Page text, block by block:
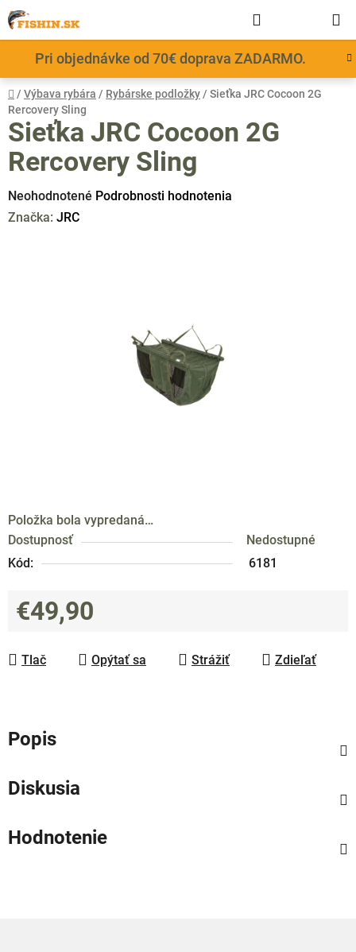
Prejsť
na
obsah
Pri objednávke od 70€ doprava ZADARMO.
KOŠÍK
Domov
/ Výbava rybára / Rybárske podložky / Sieťka JRC Cocoon 2G
Rercovery Sling
Položka bola vypredaná…
Dostupnosť
Nedostupné
Kód:
6181
€49,90
Tlač
Opýtať sa Strážiť Zdieľať
Sieťka JRC Cocoon 2G
Rercovery Sling
Priemerné
hodnotenie
Neohodnotené Podrobnosti hodnotenia
Značka: JRC
Popis
Diskusia
Hodnotenie